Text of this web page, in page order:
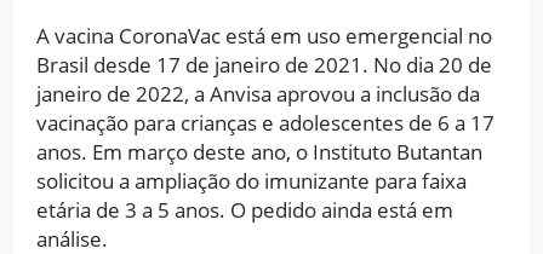
A vacina CoronaVac está em uso emergencial no
Brasil desde 17 de janeiro de 2021. No dia 20 de
janeiro de 2022, a Anvisa aprovou a inclusão da
vacinação para crianças e adolescentes de 6 a 17
anos. Em março deste ano, o Instituto Butantan
solicitou a ampliação do imunizante para faixa
etária de 3 a 5 anos. O pedido ainda está em
análise.